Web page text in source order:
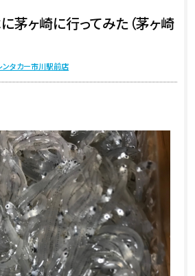
茅ヶ崎に行ってみた（茅ヶ崎
ンタカー市川駅前店